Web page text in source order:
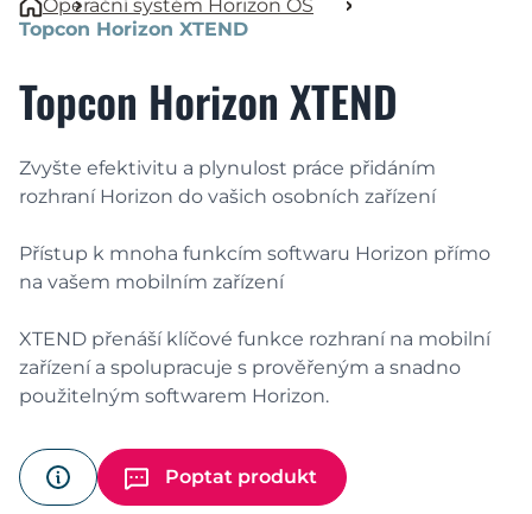
Operační systém Horizon OS
Topcon Horizon XTEND
Topcon Horizon XTEND
Zvyšte efektivitu a plynulost práce přidáním
rozhraní Horizon do vašich osobních zařízení
Přístup k mnoha funkcím softwaru Horizon přímo
na vašem mobilním zařízení
XTEND přenáší klíčové funkce rozhraní na mobilní
zařízení a spolupracuje s prověřeným a snadno
použitelným softwarem Horizon.
Poptat produkt